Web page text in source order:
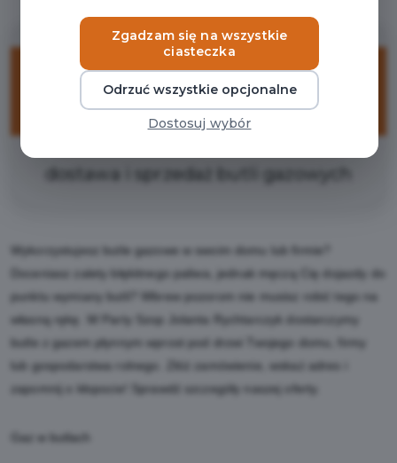
10%
ZNIŻKI
dostawa i sprzedaż butli gazowych
Wykorzystujesz butle gazowe w swoim domu lub firmie?
Doceniasz zalety błękitnego paliwa, jednak męczą Cię dojazdy do
punktu wymiany butli? Wbrew pozorom nie musisz robić tego na
własną rękę. W Party Szop Jolanta Rychtarczyk dostarczymy
butle z gazem płynnym wprost pod drzwi Twojego domu, firmy
lub gospodarstwa rolnego. Złóż zamówienie, wskaż adres i
zapomnij o kłopocie! Sprawdź szczegóły naszej oferty.
Gaz w butlach
Zgadzam się na wszystkie
ciasteczka
Odrzuć wszystkie opcjonalne
Dostosuj wybór